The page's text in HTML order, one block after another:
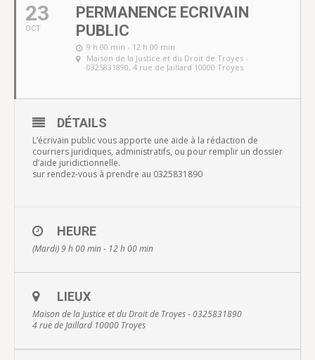
23
OCT
PERMANENCE ECRIVAIN
PUBLIC
9 h 00 min - 12 h 00 min
Maison de la Justice et du Droit de Troyes -
0325831890, 4 rue de Jaillard 10000 Troyes
DÉTAILS
L’écrivain public vous apporte une aide à la rédaction de
courriers juridiques, administratifs, ou pour remplir un dossier
d’aide juridictionnelle.
sur rendez-vous à prendre au 0325831890
HEURE
(Mardi) 9 h 00 min - 12 h 00 min
LIEUX
Maison de la Justice et du Droit de Troyes - 0325831890
4 rue de Jaillard 10000 Troyes